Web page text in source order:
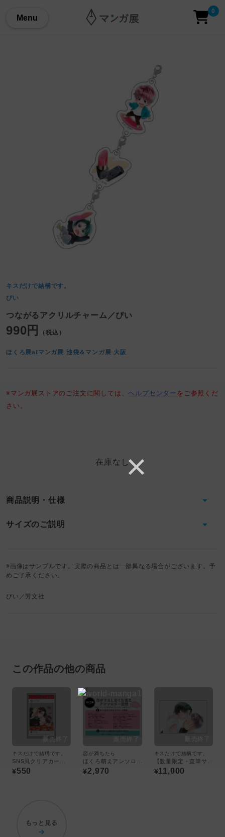
Menu
0
キスだけで結構です。
ぴい
つながるアクリルチャーム／ぴい
990円 （税込）
ほくろ展atマンガ展 池袋＆マンガ展 大阪
※マンガ展ストアのご注文に関しては、ヘルプセンター をご参照くだ
さい。
在庫なし
商品説明・仕様
サイズのご説明
※画像はサンプルです。実際の商品とは一部異なる場合がございます。予
めご了承ください。
ぴい／芳文社
この作品の他の商品
キスだけで結構です。
¥550
恋が満ちたら
¥2,970
キスだけで結構です。
¥11,000
もっと見る